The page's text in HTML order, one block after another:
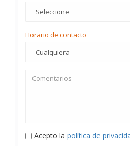
Horario de contacto
Acepto la política de